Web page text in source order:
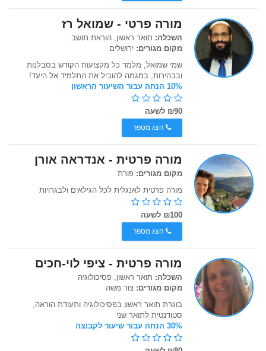
מורה פרטי - שמואל רז
השכלה: תואר ראשון, הוראת תושב
מקום מגורים: ירושלים
שמי שמואל, מלמד כל מקצועות הקודש בסבלנות
ובבהירות, במגמה להוביל את התלמיד אל היעד!
10% הנחה עבור השיעור הראשון
₪90 לשעה
הצג מספר
מורה פרטית - אנדראה אורן
מקום מגורים: פורת
מורה פרטית לאנגלית לכל הגילאים ולבגרויות
₪100 לשעה
הצג מספר
מורה פרטית - ציפי לוי-חכים
השכלה: תואר ראשון, פסיכולוגיה
מקום מגורים: צור משה
בוגרת תואר ראשון בפסיכולוגיה ותעודת הוראה,
סטודנטית לתואר שני
30% הנחה עבור שיעור לקבוצה